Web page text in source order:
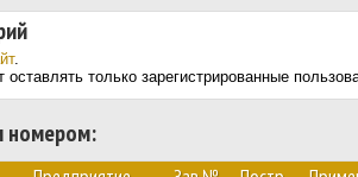
.
оставлять только зарегистрированные
номером: